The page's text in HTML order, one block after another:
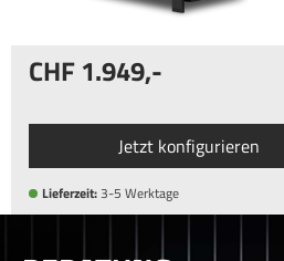
1.949,-
Jetzt konfigurieren
Lieferzeit:3-5 Werktage